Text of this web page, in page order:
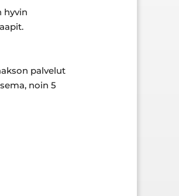
hyvin
palvelut
noin 5